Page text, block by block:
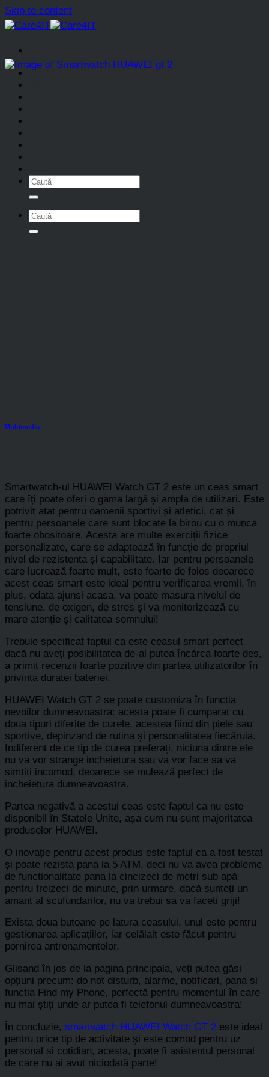
Skip to content
Home
Multimedia
Smartwatch-ul HUAWEI Watch GT 2 este un ceas smart
care îți poate oferi o gama largă și ampla de utilizari. Este
potrivit atat pentru oamenii sportivi și atletici, cat și
pentru persoanele care sunt blocate la birou cu o munca
foarte obositoare. Acesta are multe exerciții fizice
personalizate, care se adaptează în funcție de propriul
nivel de rezistenta și capabilitate. Iar pentru persoanele
care lucrează foarte mult, este foarte de folos deoarece
acest ceas smart este ideal pentru verificarea vremii, în
plus, odata ajunsi acasa, va poate masura nivelul de
tensiune, de oxigen, de stres și va monitorizează cu
mare atenție și calitatea somnului!
Trebuie specificat faptul ca este ceasul smart perfect
dacă nu aveți posibilitatea de-al putea încărca foarte des,
a primit recenzii foarte pozitive din partea utilizatorilor în
privinta duratei bateriei.
HUAWEI Watch GT 2 se poate customiza în functia
nevoilor dumneavoastra: acesta poate fi cumparat cu
doua tipuri diferite de curele, acestea fiind din piele sau
sportive, depinzand de rutina și personalitatea fiecăruia.
Indiferent de ce tip de curea preferați, niciuna dintre ele
nu va vor strange incheietura sau va vor face sa va
simtiti incomod, deoarece se mulează perfect de
incheietura dumneavoastra.
Partea negativă a acestui ceas este faptul ca nu este
disponibil în Statele Unite, așa cum nu sunt majoritatea
produselor HUAWEI.
O inovație pentru acest produs este faptul ca a fost testat
și poate rezista pana la 5 ATM, deci nu va avea probleme
de functionalitate pana la cincizeci de metri sub apă
pentru treizeci de minute, prin urmare, dacă sunteți un
amant al scufundarilor, nu va trebui sa va faceti griji!
Exista doua butoane pe latura ceasului, unul este pentru
gestionarea aplicațiilor, iar celălalt este făcut pentru
pornirea antrenamentelor.
Glisand în jos de la pagina principala, veți putea găsi
opțiuni precum: do not disturb, alarme, notificari, pana si
functia Find my Phone, perfectă pentru momentul în care
nu mai știți unde ar putea fi telefonul dumneavoastra!
În concluzie, smartwatch HUAWEI Watch GT 2 este ideal
pentru orice tip de activitate și este comod pentru uz
personal și cotidian, acesta, poate fi asistentul personal
de care nu ai avut niciodată parte!